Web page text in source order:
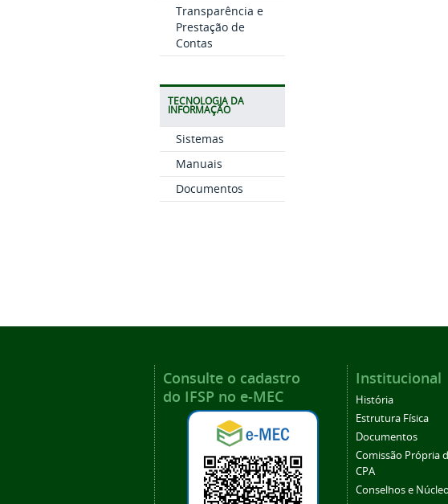
Transparência e
Prestação de
Contas
TECNOLOGIA DA
INFORMAÇÃO
Sistemas
Manuais
Documentos
Consulte o cadastro
do IFSP no e-MEC
Institucional
História
Estrutura Física
Documentos
Comissão Própria
CPA
Conselhos e